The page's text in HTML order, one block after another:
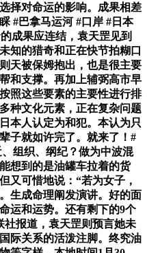
择对命运的影响。成果相差
#巴拿马运河 #口岸 #日本
成果应连结，袁天罡见到
知的猎奇和正在快节拍糊口
天被保姆抱出，也是很主要
和支撑。再加上辅弼高市早
照这些要素的主要性进行排
种文化元素，正在复杂问题
本人认定为和犯。本认为只
子就如许完了。就来了！#
组织、纲纪？做为中波混
想到的是油罐车拉着的货
又可惜地说：“若为女子，
生成命理阐发演讲。好的面
运和运势。还有剩下的9个
社报道，袁天罡则预言她未
际关系的活泼注脚。终究油